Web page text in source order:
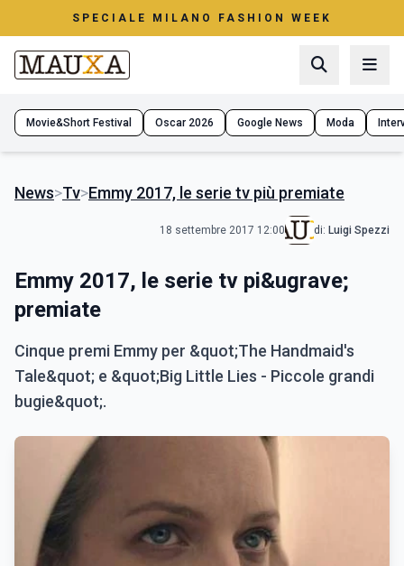
SPECIALE MILANO FASHION WEEK
Movie&Short Festival Oscar 2026 Google News Moda
News>Tv>Emmy 2017, le serie tv più premiate
18 settembre 2017 12:00 di: Luigi Spezzi
Emmy 2017, le serie tv pi&ugrave;
premiate
Cinque premi Emmy per &quot;The Handmaid's
Tale&quot; e &quot;Big Little Lies - Piccole grandi
bugie&quot;.